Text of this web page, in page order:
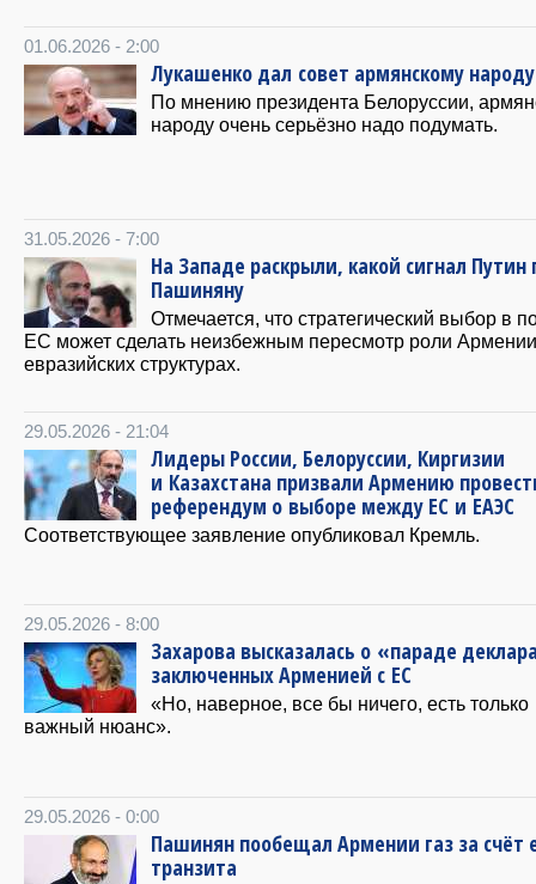
01.06.2026 - 2:00
Лукашенко дал совет армянскому народу
По мнению президента Белоруссии,
народу очень серьёзно надо подумать.
31.05.2026 - 7:00
На Западе раскрыли, какой сигнал Путин
Пашиняну
Отмечается, что стратегический выбор в
ЕС может сделать неизбежным пересмотр роли
евразийских структурах.
29.05.2026 - 21:04
Лидеры России, Белоруссии, Киргизии
и Казахстана призвали Армению
референдум о выборе между ЕС и ЕАЭС
​Соответствующее заявление опубликовал Кремль.
29.05.2026 - 8:00
Захарова высказалась о «параде
заключенных Арменией с ЕС
«Но, наверное, все бы ничего, есть только
важный нюанс».
29.05.2026 - 0:00
Пашинян пообещал Армении газ за счёт
транзита